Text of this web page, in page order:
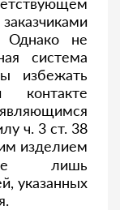
Однако не
система
избежать
контакте
ч. 3 ст. 38
изделием
лишь
указанных